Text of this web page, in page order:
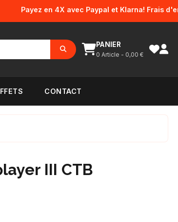
Payez en 4X avec Paypal et Klarna! Frais
PANIER
0 Article - 0,00 €
CONTACT
III CTB